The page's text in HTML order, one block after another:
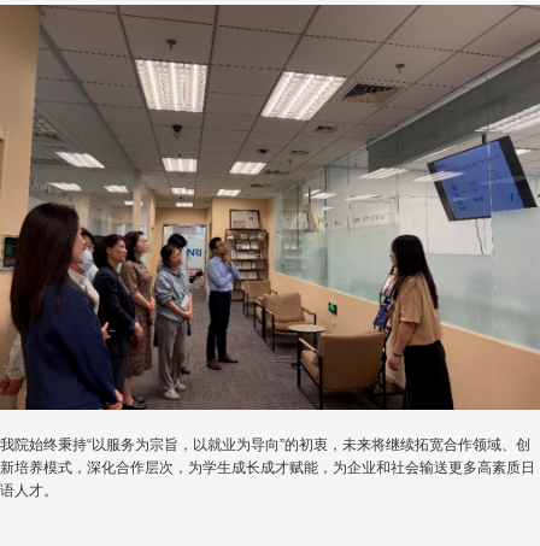
我院始终秉持“以服务为宗旨，以就业为导向”的初衷，未来将继续拓宽合作领域、创
新培养模式，深化合作层次，为学生成长成才赋能，为企业和社会输送更多高素质日
语人才。